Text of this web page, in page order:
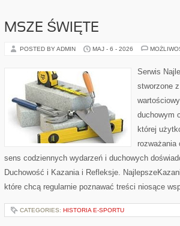
MSZE ŚWIĘTE
POSTED BY ADMIN MAJ - 6 - 2026
Serwis
stworzone
duchowym
której
rozważania
sens codziennych wydarzeń i duchowych
Duchowość i Kazania i Refleksje.
które chcą regularnie poznawać treści niosące
CATEGORIES: HISTORIA E-SPORTU